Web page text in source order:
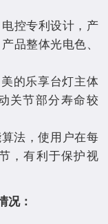
控专利设计，产
品整体光电色、
的乐享台灯主体
关节部分寿命较
法，使用户在每
，有利于保护视
况：